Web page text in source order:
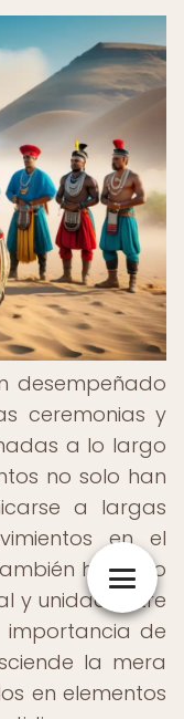
desempeñado
ceremonias y
a lo largo
no solo han
a largas
en el
han sido
y unidad entre
importancia de
la mera
en elementos